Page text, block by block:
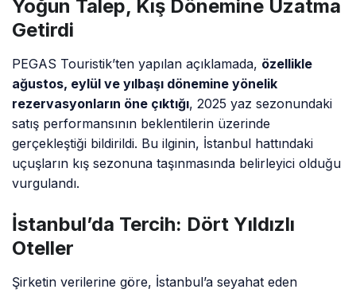
Yoğun Talep, Kış Dönemine Uzatma
Getirdi
PEGAS Touristik’ten yapılan açıklamada, özellikle
ağustos, eylül ve yılbaşı dönemine yönelik
rezervasyonların öne çıktığı, 2025 yaz sezonundaki
satış performansının beklentilerin üzerinde
gerçekleştiği bildirildi. Bu ilginin, İstanbul hattındaki
uçuşların kış sezonuna taşınmasında belirleyici olduğu
vurgulandı.
İstanbul’da Tercih: Dört Yıldızlı
Oteller
Şirketin verilerine göre, İstanbul’a seyahat eden